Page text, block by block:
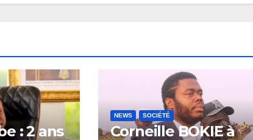
: 2 ans
NEWS SOCIÉTÉ
Corneille BOKIE à